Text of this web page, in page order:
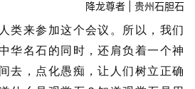
降龙尊者 | 贵州石胆石
类来参加这个会议。所以，我们
华名石的同时，还肩负着一个神
去，点化愚痴，让人们树立正确